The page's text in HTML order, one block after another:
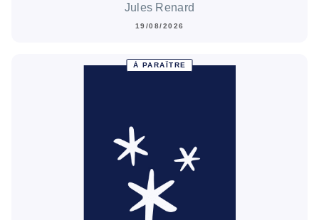
Jules Renard
19/08/2026
À PARAÎTRE